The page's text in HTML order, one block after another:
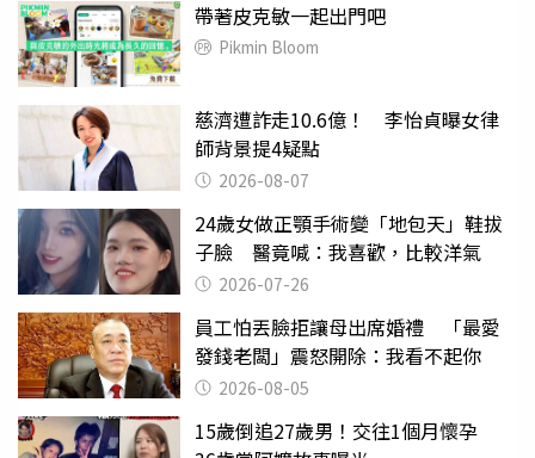
帶著皮克敏一起出門吧
Pikmin Bloom
慈濟遭詐走10.6億！ 李怡貞曝女律
師背景提4疑點
2026-08-07
24歲女做正顎手術變「地包天」鞋拔
子臉 醫竟喊：我喜歡，比較洋氣
2026-07-26
員工怕丟臉拒讓母出席婚禮 「最愛
發錢老闆」震怒開除：我看不起你
2026-08-05
15歲倒追27歲男！交往1個月懷孕